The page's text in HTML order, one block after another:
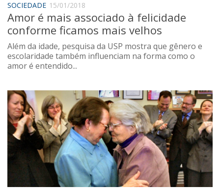
SOCIEDADE 15/01/2018
Amor é mais associado à felicidade
conforme ficamos mais velhos
Além da idade, pesquisa da USP mostra que gênero e
escolaridade também influenciam na forma como o
amor é entendido...